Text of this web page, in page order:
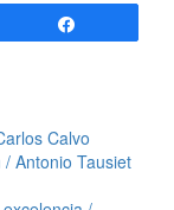
Calvo
Antonio Tausiet